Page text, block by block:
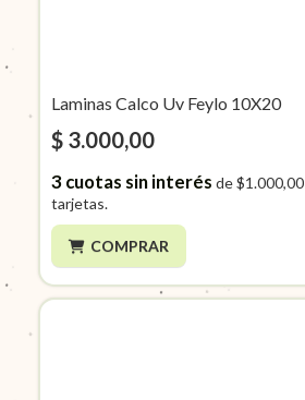
Laminas Calco Uv Feylo 10X20
$ 3.000,00
3cuotas sin interés de$1.000,00
tarjetas.
COMPRAR